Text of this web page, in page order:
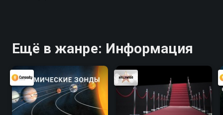
Ещё в жанре: Информация